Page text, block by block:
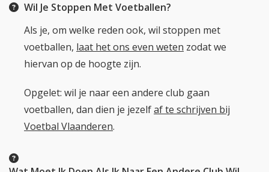
Wil Je Stoppen Met Voetballen?
Als je, om welke reden ook, wil stoppen met
voetballen, laat het ons even weten zodat we
hiervan op de hoogte zijn.
Opgelet: wil je naar een andere club gaan
voetballen, dan dien je jezelfaf te schrijven bij
Voetbal Vlaanderen.